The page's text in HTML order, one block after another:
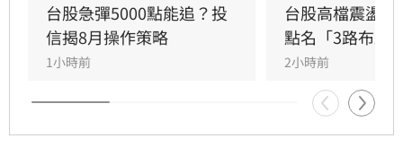
應用材料（Applied Materials）被列為值得長期
持有的潛力標的。隨著AI產業預計在2030年前保
持強勁成長，這些設備供應商的營收與市場價值
有望持續攀升。專家提醒，投資市場瞬息萬變，
相關建議僅供參考，投資人應審慎評估潛在風險
並自行承擔決策結果。
台股急彈5000點能追？投
信揭8月操作策略
1小時前
台股高檔震盪
點名「3路布局
2小時前